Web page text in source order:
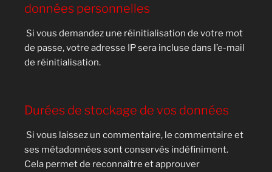
données personnelles
Si vous demandez une réinitialisation de votre mot
de passe, votre adresse IP sera incluse dans l’e-mail
de réinitialisation.
Durées de stockage de vos données
Si vous laissez un commentaire, le commentaire et
ses métadonnées sont conservés indéfiniment.
Cela permet de reconnaître et approuver